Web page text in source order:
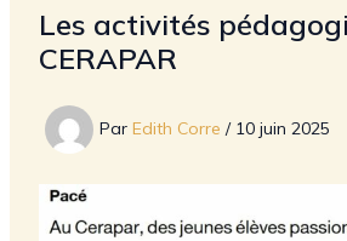
Les activités
CERAPAR
Par Edith Corre / 10 juin 2025